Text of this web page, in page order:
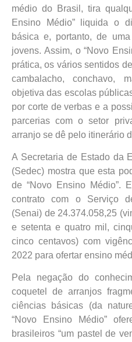
médio do Brasil, tira
Ensino Médio” liquida o
básica e, portanto, de
jovens. Assim, o “Novo
prática, os vários sentidos
cambalacho, conchavo,
objetiva das escolas
por corte de verbas e a
parcerias com o setor
arranjo se dê pelo itinerário
A Secretaria de Estado da
(Sedec) mostra que esta
de “Novo Ensino Médio”.
contrato com o Serviço
(Senai) de 24.374.058,25
e setenta e quatro mil,
cinco centavos) com
2022 para ofertar ensino
Pela negação do
coquetel de arranjos
ciências básicas (da
“Novo Ensino Médio”
brasileiros “um pastel de